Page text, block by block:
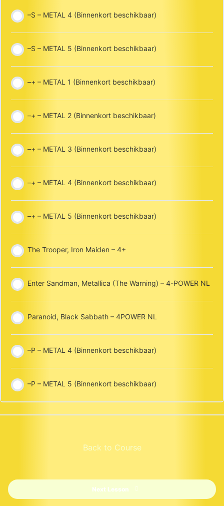
–S – METAL 4 (Binnenkort beschikbaar)
–S – METAL 5 (Binnenkort beschikbaar)
–+ – METAL 1 (Binnenkort beschikbaar)
–+ – METAL 2 (Binnenkort beschikbaar)
–+ – METAL 3 (Binnenkort beschikbaar)
–+ – METAL 4 (Binnenkort beschikbaar)
–+ – METAL 5 (Binnenkort beschikbaar)
The Trooper, Iron Maiden – 4+
Enter Sandman, Metallica (The Warning) – 4-POWER NL
Paranoid, Black Sabbath – 4POWER NL
–P – METAL 4 (Binnenkort beschikbaar)
–P – METAL 5 (Binnenkort beschikbaar)
Back to Course
Next Lesson